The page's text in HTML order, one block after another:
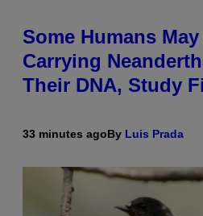
Some Humans
Carrying
Their DNA, Study
33 minutes agoBy Luis Prada